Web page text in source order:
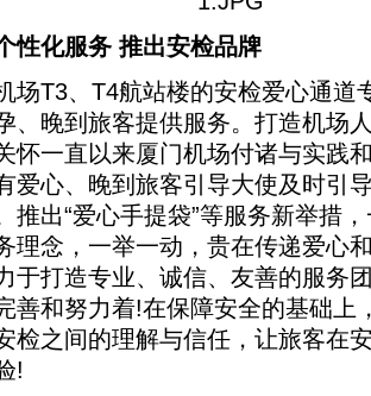
性化服务 推出安检品牌
T3、T4航站楼的安检爱心通道
、晚到旅客提供服务。打造机场
怀一直以来厦门机场付诸与实践
爱心、晚到旅客引导大使及时引
推出“爱心手提袋”等服务新举措
理念，一举一动，贵在传递爱心
于打造专业、诚信、友善的服务
善和努力着!在保障安全的基础上
检之间的理解与信任，让旅客在
!